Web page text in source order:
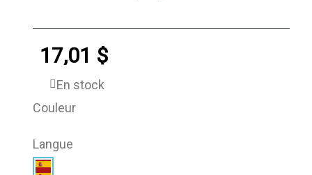
17,01 $
En stock
Couleur
Langue